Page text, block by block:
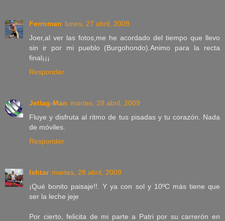
Ferroman lunes, 27 abril, 2009
Joer,al ver las fotos,me he acordado del tiempo que llevo
sin ir por mi pueblo (Burgohondo).Animo para la recta
final¡¡¡
Responder
Jetlag-Man martes, 28 abril, 2009
Fluye y disfruta al ritmo de tus pisadas y tu corazón. Nada
de móviles.
Responder
Ishtar martes, 28 abril, 2009
¡Qué bonito paisaje!!. Y ya con sol y 10ºC más tiene que
ser la leche jeje
Por cierto, felicita de mi parte a Patri por su carrerón en